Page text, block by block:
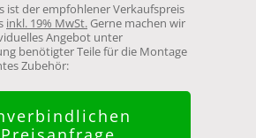
ist der empfohlener Verkaufspreis
inkl. 19% MwSt. Gerne machen wir
Angebot unter
benötigter Teile für die Montage
Zubehör: